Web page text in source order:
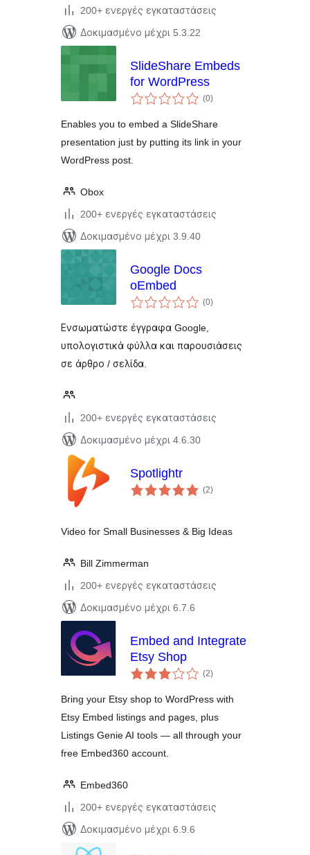
200+ ενεργές εγκαταστάσεις
Δοκιμασμένο μέχρι 5.3.22
SlideShare Embeds
for WordPress
(0αξιολογήσεις
σύνολο
)
Enables you to embed a SlideShare
presentation just by putting its link in your
WordPress post.
Obox
200+ ενεργές εγκαταστάσεις
Δοκιμασμένο μέχρι 3.9.40
Google Docs
oEmbed
(0αξιολογήσεις
σύνολο
)
Ενσωματώστε έγγραφα Google,
υπολογιστικά φύλλα και παρουσιάσεις
σε άρθρο / σελίδα.
200+ ενεργές εγκαταστάσεις
Δοκιμασμένο μέχρι 4.6.30
Spotlightr
(2αξιολογήσεις
σύνολο
)
Video for Small Businesses & Big Ideas
Bill Zimmerman
200+ ενεργές εγκαταστάσεις
Δοκιμασμένο μέχρι 6.7.6
Embed and Integrate
Etsy Shop
(2αξιολογήσεις
σύνολο
)
Bring your Etsy shop to WordPress with
Etsy Embed listings and pages, plus
Listings Genie AI tools — all through your
free Embed360 account.
Embed360
200+ ενεργές εγκαταστάσεις
Δοκιμασμένο μέχρι 6.9.6